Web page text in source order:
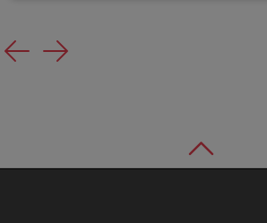
Previous
Next